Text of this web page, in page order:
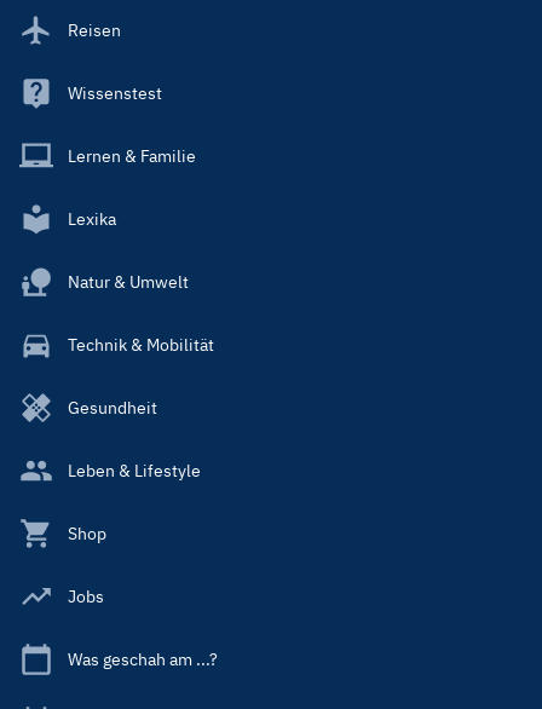
Reisen
Wissenstest
Lernen & Familie
Lexika
Natur & Umwelt
Technik & Mobilität
Gesundheit
Leben & Lifestyle
Shop
Jobs
Was geschah am ...?